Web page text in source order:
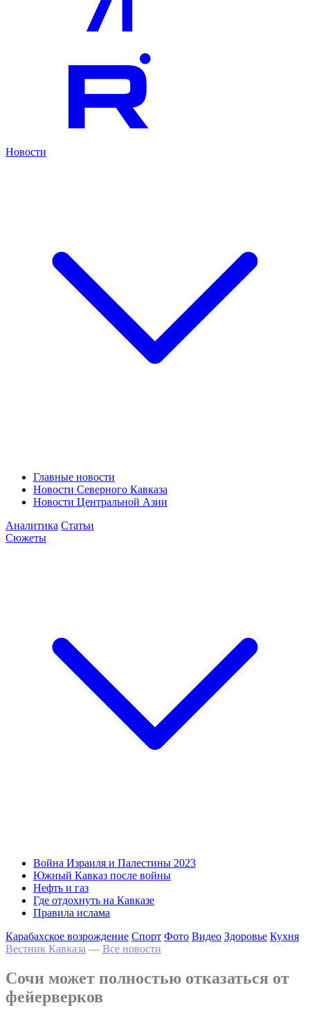
Новости
Главные новости
Новости Северного Кавказа
Новости Центральной Азии
Аналитика Статьи
Сюжеты
Война Израиля и Палестины 2023
Южный Кавказ после войны
Нефть и газ
Где отдохнуть на Кавказе
Правила ислама
Карабахское возрождение Спорт Фото Видео Здоровье Кухня
Вестник Кавказа — Все новости
Сочи может полностью отказаться от
фейерверков